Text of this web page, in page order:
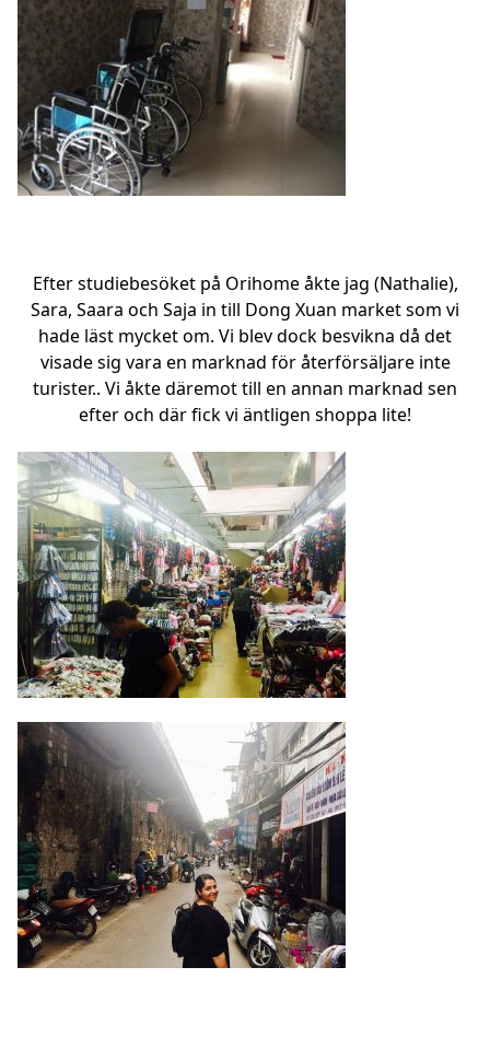
Efter studiebesöket på Orihome åkte jag (Nathalie),
Sara, Saara och Saja in till Dong Xuan market som vi
hade läst mycket om. Vi blev dock besvikna då det
visade sig vara en marknad för återförsäljare inte
turister.. Vi åkte däremot till en annan marknad sen
efter och där fick vi äntligen shoppa lite!